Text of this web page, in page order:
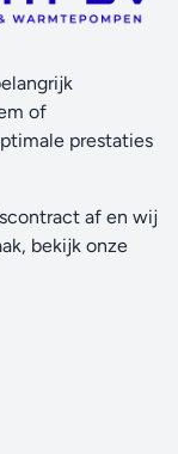
of
prestaties
af en wij
bekijk onze